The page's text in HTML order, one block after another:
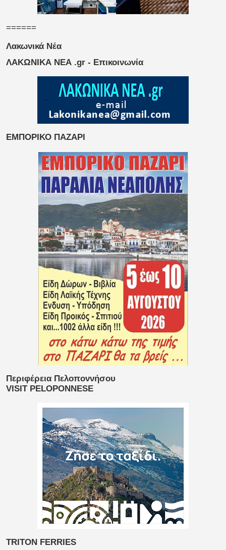
======
Λακωνικά Νέα
ΛΑΚΩΝΙΚΑ ΝΕΑ .gr - Επικοινωνία
ΕΜΠΟΡΙΚΟ ΠΑΖΑΡΙ
Περιφέρεια Πελοποννήσου
VISIT PELOPONNESE
TRITON FERRIES